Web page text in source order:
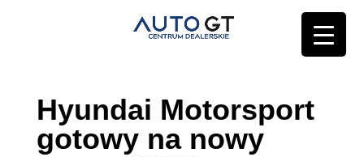
Hyundai Motorsport
gotowy na nowy